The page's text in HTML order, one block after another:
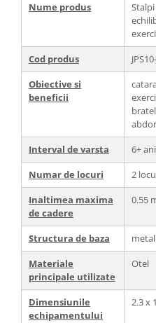
Nume produs
Cod produs
Obiective si
beneficii
Interval de varsta
6+ ani
Numar de locuri
2
Inaltimea maxima
de cadere
0.55
Structura de baza
metal
Materiale
principale utilizate
Otel
Dimensiunile
echipamentului
2.3 x